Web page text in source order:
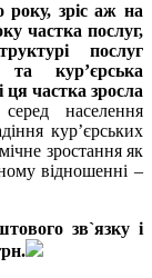
року, зріс аж на
частка послуг,
послуг
та кур’єрська
частка зросла
населення
кур’єрських
зростання як
відношенні –
зв`язку і